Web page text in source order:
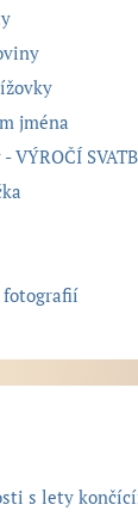
jména
VÝROČÍ
fotografií
s lety